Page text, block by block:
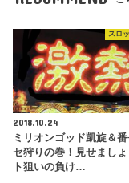
スロ
2018.10.24
ミリオンゴッド凱旋＆番
セ狩りの巻！見せましょ
ト狙いの負け…